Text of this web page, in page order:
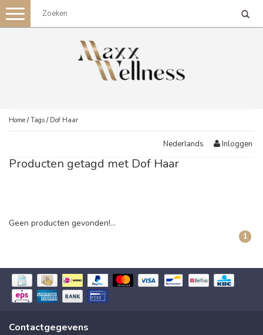
Toggle
navigation
Home /Tags / Dof Haar
Nederlands Inloggen
Producten getagd met Dof Haar
Geen producten gevonden!...
1
Contactgegevens